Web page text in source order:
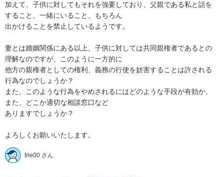
加えて、子供に対してもそれを強要しており、父親である私と話を
すること、一緒にいること、もちろん
出かけることを禁止しているようです。
妻とは婚姻関係にある以上、子供に対しては共同親権者であるとの
理解なのですが、このように一方的に
他方の親権者としての権利、義務の行使を妨害することは許される
行為なのでしょうか？
また、このような行為をやめされるにはどのような手段が有効か、
また、どこか適切な相談窓口など
ありますでしょうか？
trie00 さん